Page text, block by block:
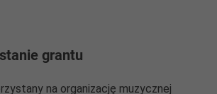
grantu
na organizację muzycznej